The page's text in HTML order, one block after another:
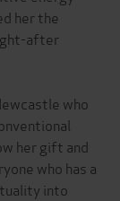
her the
after
who
her gift and
who has a
into